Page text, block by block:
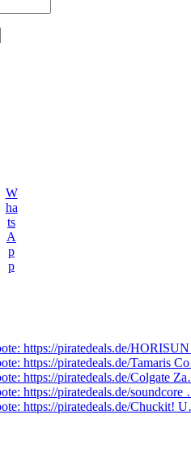
W
ha
ts
A
p
p
https://piratedeals.de/
https://piratedeals.de/Tamaris
https://piratedeals.de/Colgate
https://piratedeals.de/soundcore
https://piratedeals.de/Chuckit!